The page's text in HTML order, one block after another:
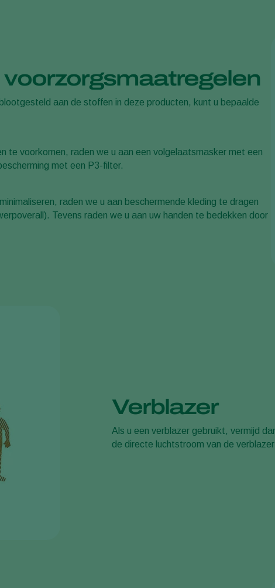
aan de stoffen in deze producten, kunt u bepaalde
te voorkomen, raden we u aan een volgelaatsmasker met een
met een P3-filter.
raden we u aan beschermende kleding te dragen
Tevens raden we u aan uw handen te bedekken door
Verblazer
Als u een verblazer gebruikt, vermijd
de directe luchtstroom van de